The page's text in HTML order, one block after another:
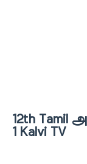
12th
1 Kalvi TV